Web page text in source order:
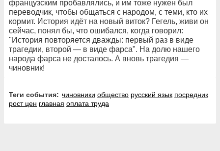
французским пробавлялись, и им тоже нужен был
переводчик, чтобы общаться с народом, с теми, кто их
кормит. История идёт на новый виток? Гегель, живи он
сейчас, понял бы, что ошибался, когда говорил:
"История повторяется дважды: первый раз в виде
трагедии, второй — в виде фарса". На долю нашего
народа фарса не досталось. А вновь трагедия —
чиновник!
Теги события: чиновники общество русский язык посредник
рост цен главная оплата труда